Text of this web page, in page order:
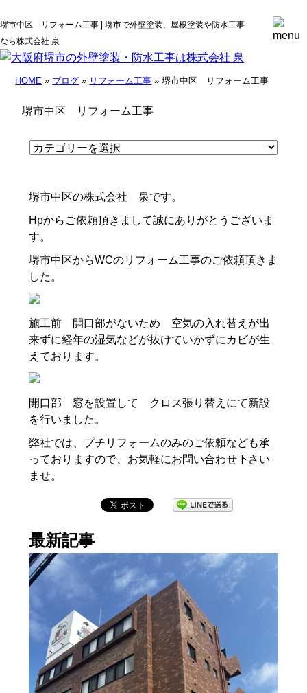
堺市中区 リフォーム工事 | 堺市で外壁塗装、屋根塗装や防水工事
なら株式会社 泉
HOME » ブログ » リフォーム工事 » 堺市中区 リフォーム工事
堺市中区 リフォーム工事
堺市中区の株式会社 泉です。
Hpからご依頼頂きまして誠にありがとうございま
す。
堺市中区からWCのリフォーム工事のご依頼頂きま
した。
施工前 開口部がないため 空気の入れ替えが出
来ずに経年の湿気などが抜けていかずにカビが生
えております。
開口部 窓を設置して クロス張り替えにて新設
を行いました。
弊社では、プチリフォームのみのご依頼なども承
っておりますので、お気軽にお問い合わせ下さい
ませ。
最新記事